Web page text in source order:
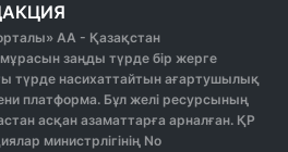
АА - Қазақстан
заңды түрде бір жерге
түрде насихаттайтын ағартушылық
платформа. Бұл желі ресурсының
асқан азаматтарға арналған. ҚР
министрлігінің No